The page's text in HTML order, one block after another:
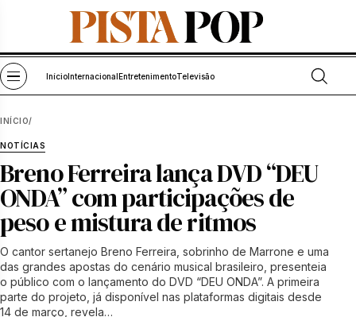
Pular para o conteúdo
Abrir menu
Início Internacional EntretenimentoTelevisão Abrir
INÍCIO/
NOTÍCIAS
Breno Ferreira lança DVD “DEU
ONDA” com participações de
peso e mistura de ritmos
O cantor sertanejo Breno Ferreira, sobrinho de Marrone e uma
das grandes apostas do cenário musical brasileiro, presenteia
o público com o lançamento do DVD “DEU ONDA”. A primeira
parte do projeto, já disponível nas plataformas digitais desde
14 de março, revela…